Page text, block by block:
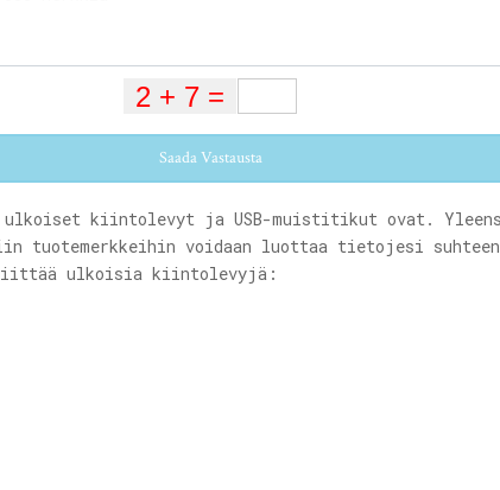
Saada Vastausta
ulkoiset kiintolevyt ja USB-muistitikut ovat.
tuotemerkkeihin voidaan luottaa tietojesi
liittää ulkoisia kiintolevyjä: